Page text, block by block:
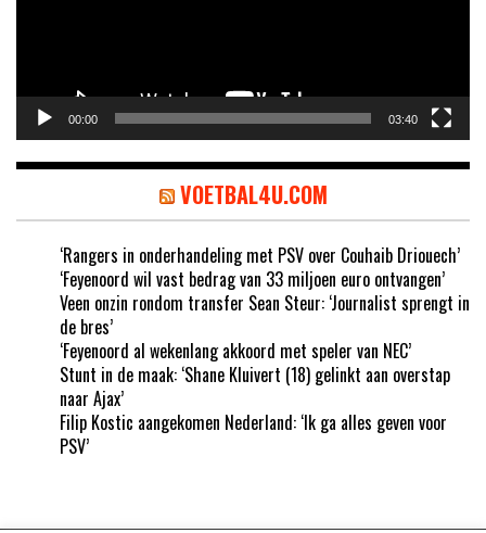
00:00 03:40
VOETBAL4U.COM
‘Rangers in onderhandeling met PSV over Couhaib Driouech’
‘Feyenoord wil vast bedrag van 33 miljoen euro ontvangen’
Veen onzin rondom transfer Sean Steur: ‘Journalist sprengt in
de bres’
‘Feyenoord al wekenlang akkoord met speler van NEC’
Stunt in de maak: ‘Shane Kluivert (18) gelinkt aan overstap
naar Ajax’
Filip Kostic aangekomen Nederland: ‘Ik ga alles geven voor
PSV’